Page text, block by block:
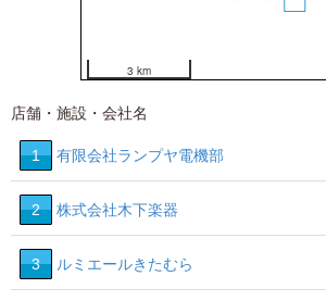
3 km
店舗・施設・会社名
1 有限会社ランプヤ電機部
2 株式会社木下楽器
3 ルミエールきたむら